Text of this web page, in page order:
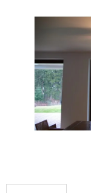
hvězdiček.